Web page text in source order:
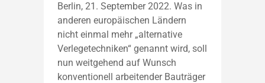
Berlin, 21. September 2022. Was in
anderen europäischen Ländern
nicht einmal mehr „alternative
Verlegetechniken“ genannt wird, soll
nun weitgehend auf Wunsch
konventionell arbeitender Bauträger